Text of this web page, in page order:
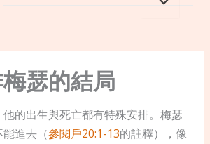
瑟的結局
的出生與死亡都有特殊安排。梅瑟
進去（參閱戶20:1-13的註釋），像